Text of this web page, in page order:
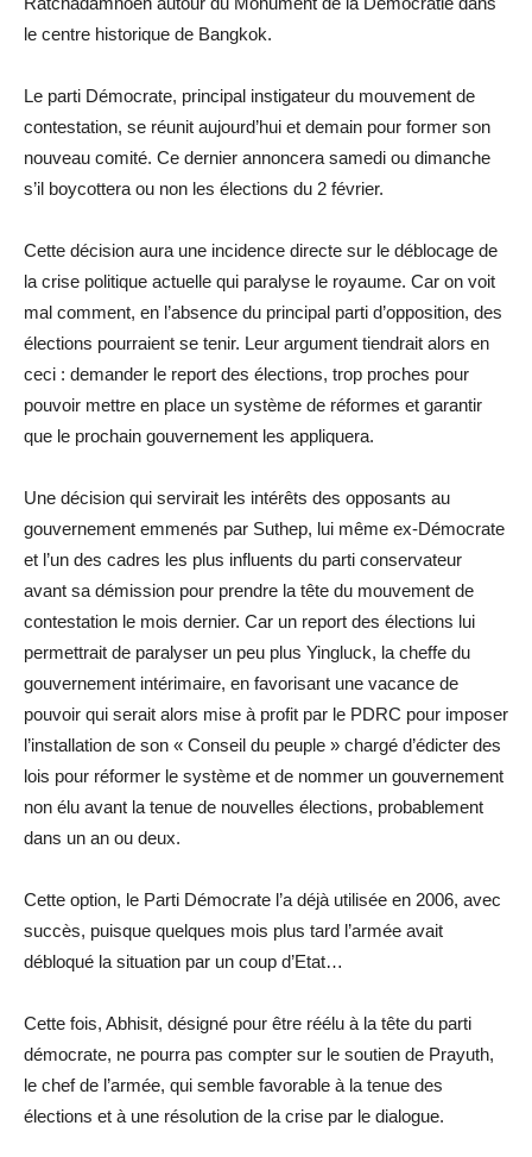
le centre historique de Bangkok.
Le parti Démocrate, principal instigateur du mouvement de
contestation, se réunit aujourd’hui et demain pour former son
nouveau comité. Ce dernier annoncera samedi ou dimanche
s’il boycottera ou non les élections du 2 février.
Cette décision aura une incidence directe sur le déblocage de
la crise politique actuelle qui paralyse le royaume. Car on voit
mal comment, en l’absence du principal parti d’opposition, des
élections pourraient se tenir. Leur argument tiendrait alors en
ceci : demander le report des élections, trop proches pour
pouvoir mettre en place un système de réformes et garantir
que le prochain gouvernement les appliquera.
Une décision qui servirait les intérêts des opposants au
gouvernement emmenés par Suthep, lui même ex-Démocrate
et l’un des cadres les plus influents du parti conservateur
avant sa démission pour prendre la tête du mouvement de
contestation le mois dernier. Car un report des élections lui
permettrait de paralyser un peu plus Yingluck, la cheffe du
gouvernement intérimaire, en favorisant une vacance de
pouvoir qui serait alors mise à profit par le PDRC pour imposer
l’installation de son « Conseil du peuple » chargé d’édicter des
lois pour réformer le système et de nommer un gouvernement
non élu avant la tenue de nouvelles élections, probablement
dans un an ou deux.
Cette option, le Parti Démocrate l’a déjà utilisée en 2006, avec
succès, puisque quelques mois plus tard l’armée avait
débloqué la situation par un coup d’Etat…
Cette fois, Abhisit, désigné pour être réélu à la tête du parti
démocrate, ne pourra pas compter sur le soutien de Prayuth,
le chef de l’armée, qui semble favorable à la tenue des
élections et à une résolution de la crise par le dialogue.